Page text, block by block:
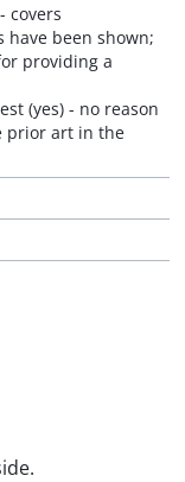
covers
been shown;
providing a
(yes) - no reason
prior art in the